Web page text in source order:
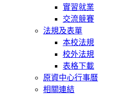
實習就業
交流競賽
法規及表單
本校法規
校外法規
表格下載
原資中心行事曆
相關連結